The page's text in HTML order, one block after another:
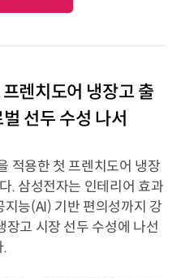
렌치도어 냉장고 출
선두 수성 나서
적용한 첫 프렌치도어 냉장
. 삼성전자는 인테리어 효과
지능(AI) 기반 편의성까지 강
고 시장 선두 수성에 나선
.